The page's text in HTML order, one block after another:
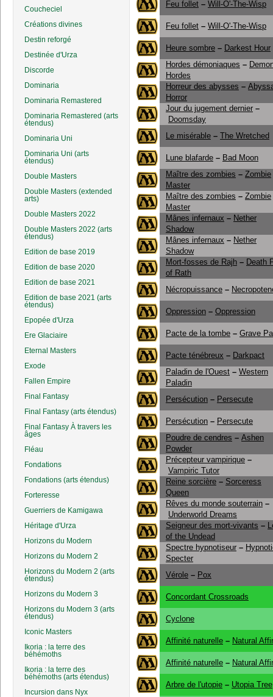
Coucheciel
Créations divines
Destin reforgé
Destinée d'Urza
Discorde
Dominaria
Dominaria Remastered
Dominaria Remastered (arts
étendus)
Dominaria Uni
Dominaria Uni (arts
étendus)
Double Masters
Double Masters (extended
arts)
Double Masters 2022
Double Masters 2022 (arts
étendus)
Edition de base 2019
Edition de base 2020
Edition de base 2021
Edition de base 2021 (arts
étendus)
Epopée d'Urza
Ere Glaciaire
Eternal Masters
Exode
Fallen Empire
Final Fantasy
Final Fantasy (arts étendus)
Final Fantasy À travers les
âges
Fléau
Fondations
Fondations (arts étendus)
Forteresse
Guerriers de Kamigawa
Héritage d'Urza
Horizons du Modern
Horizons du Modern 2
Horizons du Modern 2 (arts
étendus)
Horizons du Modern 3
Horizons du Modern 3 (arts
étendus)
Iconic Masters
Ikoria : la terre des
béhémoths
Ikoria : la terre des
béhémoths (arts étendus)
Incursion dans Nyx
Feu follet – Will-O'-The-Wisp
Feu follet – Will-O'-The-Wisp
Heure sombre – Darkest Hour
Hordes démoniaques –
Hordes
Horreur des abysses –
Horror
Jour du jugement dernier –
Doomsday
Le misérable – The Wretched
Lune blafarde – Bad Moon
Maître des zombies – Zombie
Master
Maître des zombies – Zombie
Master
Mânes infernaux – Nether
Shadow
Mânes infernaux – Nether
Shadow
Mort-fosses de Rajh – Death
of Rath
Nécropuissance –
Oppression – Oppression
Pacte de la tombe – Grave
Pacte ténébreux – Darkpact
Paladin de l'Ouest – Western
Paladin
Persécution – Persecute
Persécution – Persecute
Poudre de cendres – Ashen
Powder
Précepteur vampirique –
Vampiric Tutor
Reine sorcière – Sorceress
Queen
Rêves du monde souterrain –
Underworld Dreams
Seigneur des mort-vivants –
of the Undead
Spectre hypnotiseur –
Specter
Vérole – Pox
Concordant Crossroads
Cyclone
Affinité naturelle – Natural
Affinité naturelle – Natural
Arbre de l'utopie – Utopia Tree